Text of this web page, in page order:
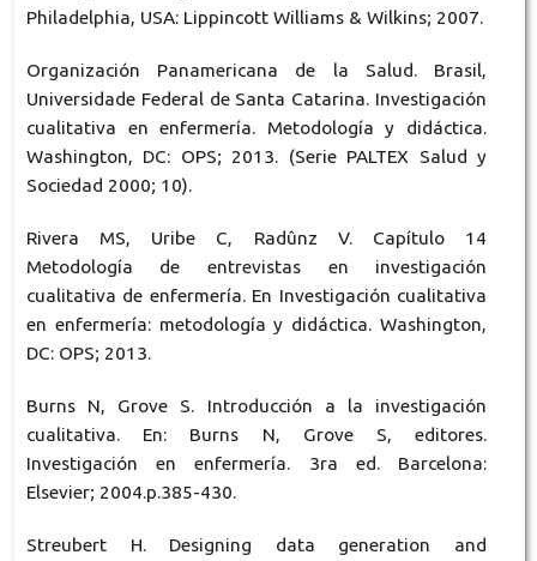
Philadelphia, USA: Lippincott Williams & Wilkins; 2007.
Organización Panamericana de la Salud. Brasil,
Universidade Federal de Santa Catarina. Investigación
cualitativa en enfermería. Metodología y didáctica.
Washington, DC: OPS; 2013. (Serie PALTEX Salud y
Sociedad 2000; 10).
Rivera MS, Uribe C, Radûnz V. Capítulo 14
Metodología de entrevistas en investigación
cualitativa de enfermería. En Investigación cualitativa
en enfermería: metodología y didáctica. Washington,
DC: OPS; 2013.
Burns N, Grove S. Introducción a la investigación
cualitativa. En: Burns N, Grove S, editores.
Investigación en enfermería. 3ra ed. Barcelona:
Elsevier; 2004.p.385-430.
Streubert H. Designing data generation and